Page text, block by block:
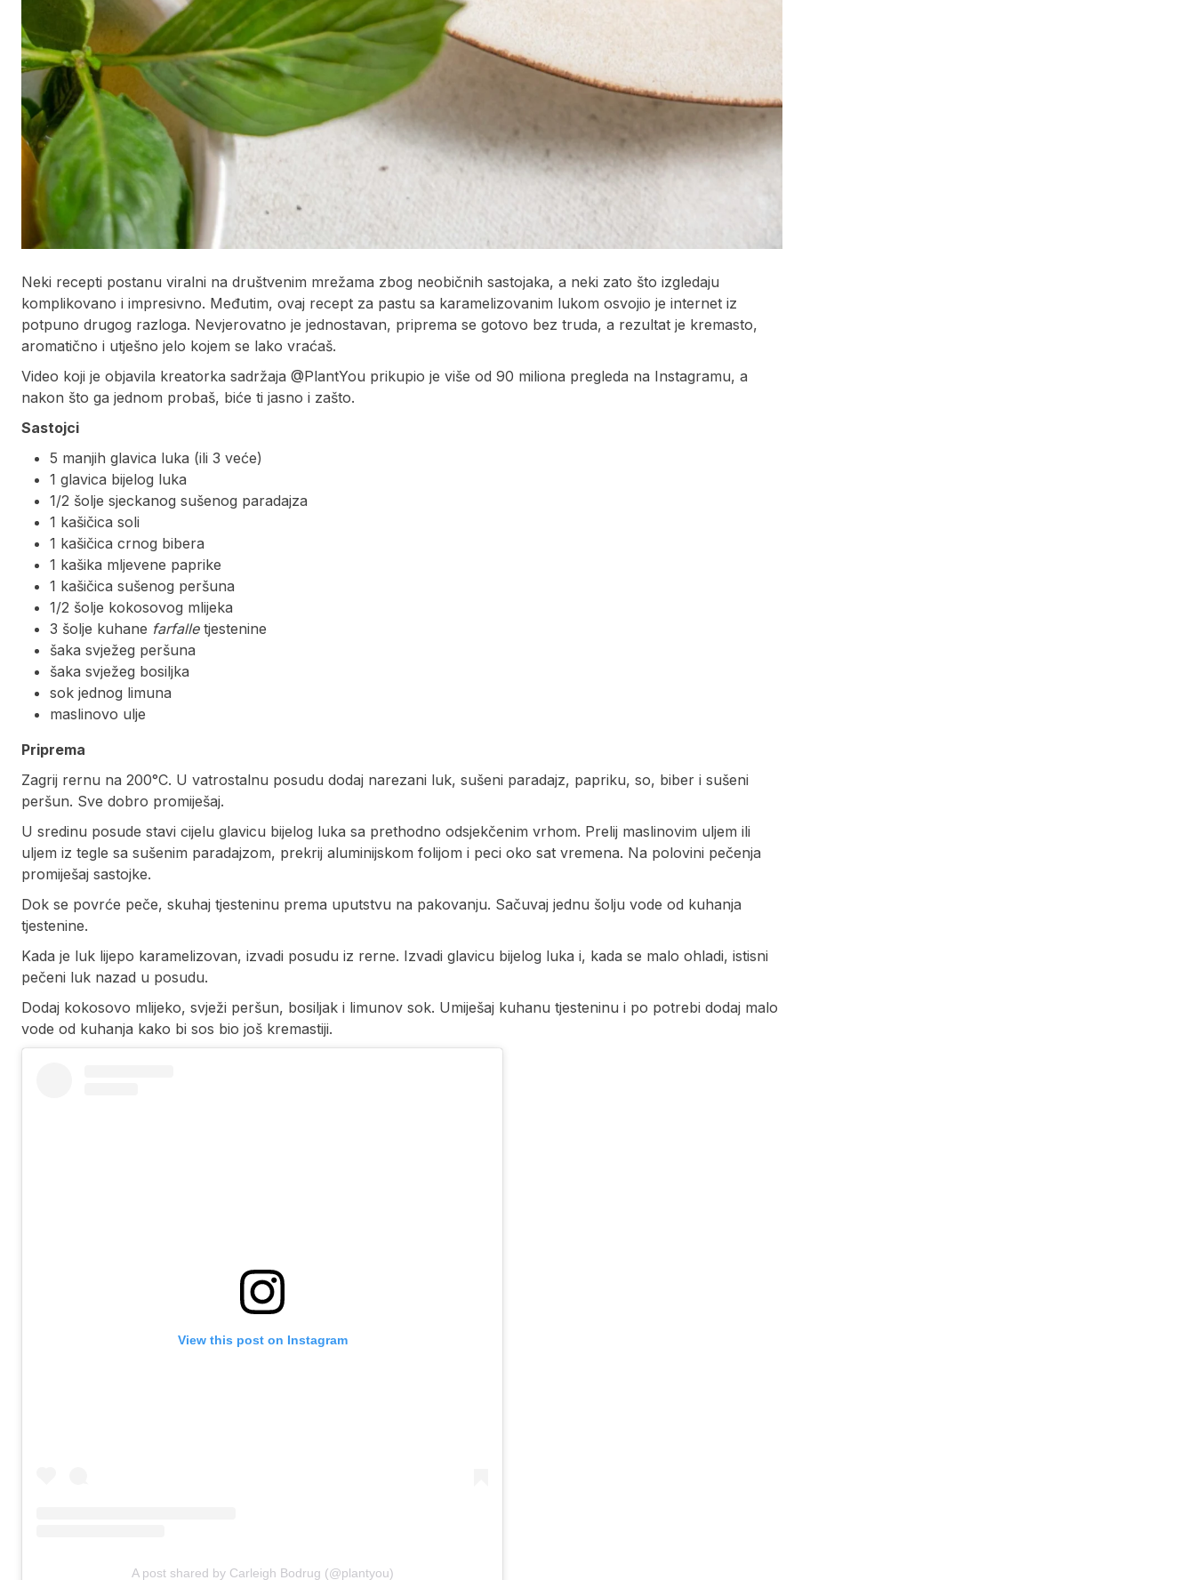
Neki recepti postanu viralni na društvenim mrežama zbog neobičnih sastojaka, a neki zato što izgledaju
komplikovano i impresivno. Međutim, ovaj recept za pastu sa karamelizovanim lukom osvojio je internet iz
potpuno drugog razloga. Nevjerovatno je jednostavan, priprema se gotovo bez truda, a rezultat je kremasto,
aromatično i utješno jelo kojem se lako vraćaš.
Video koji je objavila kreatorka sadržaja @PlantYou prikupio je više od 90 miliona pregleda na Instagramu, a
nakon što ga jednom probaš, biće ti jasno i zašto.
Sastojci
5 manjih glavica luka (ili 3 veće)
1 glavica bijelog luka
1/2 šolje sjeckanog sušenog paradajza
1 kašičica soli
1 kašičica crnog bibera
1 kašika mljevene paprike
1 kašičica sušenog peršuna
1/2 šolje kokosovog mlijeka
3 šolje kuhane farfalletjestenine
šaka svježeg peršuna
šaka svježeg bosiljka
sok jednog limuna
maslinovo ulje
Priprema
Zagrij rernu na 200°C. U vatrostalnu posudu dodaj narezani luk, sušeni paradajz, papriku, so, biber i sušeni
peršun. Sve dobro promiješaj.
U sredinu posude stavi cijelu glavicu bijelog luka sa prethodno odsjekčenim vrhom. Prelij maslinovim uljem ili
uljem iz tegle sa sušenim paradajzom, prekrij aluminijskom folijom i peci oko sat vremena. Na polovini pečenja
promiješaj sastojke.
Dok se povrće peče, skuhaj tjesteninu prema uputstvu na pakovanju. Sačuvaj jednu šolju vode od kuhanja
tjestenine.
Kada je luk lijepo karamelizovan, izvadi posudu iz rerne. Izvadi glavicu bijelog luka i, kada se malo ohladi, istisni
pečeni luk nazad u posudu.
Dodaj kokosovo mlijeko, svježi peršun, bosiljak i limunov sok. Umiješaj kuhanu tjesteninu i po potrebi dodaj malo
vode od kuhanja kako bi sos bio još kremastiji.
View this post on Instagram
A post shared by Carleigh Bodrug (@plantyou)